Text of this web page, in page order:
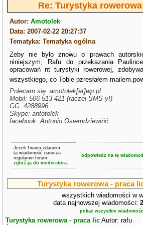
Re: Turystyka
Autor:Amotolek
Data: 2007-02-22 20:27:37
Tematyka: Tematyka ogólna
Zeby nie bylo znowu o prawach
niniejszym, Rafu do przekazania
opracowań nt turystyki rowerowej,
wszystkiego, co Tobie pzresłałem
Polecam się: amotolek[at]wp.pl
Mobil: 506-513-421 (raczej SMS-y!)
GG: 4288996
Skype: antotolek
facebook: Antonio Osiemdziewińć
Jeżeli Twoim zdaniem
ta wiadomość narusza
regulamin forum
zgłoś ją do moderatora.
odpowiedz na tę
Turystyka rowerowa - praca
wszystkich wiadomości w
data najnowszej wiadomości:
pokaż wszystkie
Turystyka rowerowa - praca lic Autor: rafu